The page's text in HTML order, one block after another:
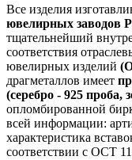
Все изделия
ювелирных заводов
тщательнейший
соответствия
ювелирных изделий
драгметаллов имеет
(серебро - 925 проба,
опломбированной
всей информации:
характеристика
соответствии с ОСТ